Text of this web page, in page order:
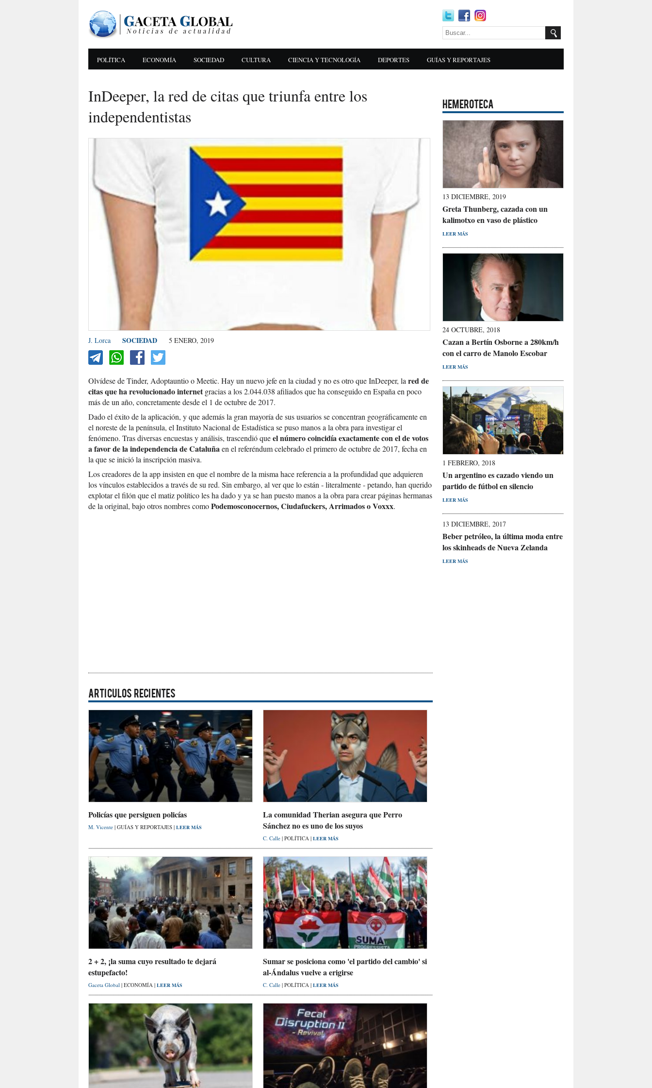
POLÍTICA ECONOMÍA SOCIEDAD CULTURA CIENCIA Y TECNOLOGÍA DEPORTES GUÍAS Y REPORTAJES
InDeeper, la red de citas que triunfa entre los
independentistas
J. Lorca SOCIEDAD 5 ENERO, 2019
Olvídese de Tinder, Adoptauntio o Meetic. Hay un nuevo jefe en la ciudad y no es otro que InDeeper, lared de
citas que ha revolucionado internetgracias a los 2.044.038 afiliados que ha conseguido en España en poco
más de un año, concretamente desde el 1 de octubre de 2017.
Dado el éxito de la aplicación, y que además la gran mayoría de sus usuarios se concentran geográficamente en
el noreste de la península, el Instituto Nacional de Estadísticase puso manos a la obra para investigar el
fenómeno. Tras diversas encuestas y análisis, trascendió queel número coincidía exactamente con el de votos
a favor de la independencia de Cataluñaen el referéndum celebrado el primero de octubre de 2017, fecha en
la que se inició la inscripción masiva.
Los creadores de la app insisten en que el nombre de la misma hace referencia a la profundidad que adquieren
los vínculos establecidos a través de su red. Sin embargo, al ver que lo están - literalmente - petando, han querido
explotar el filón que el matiz político les ha dado y ya se han puesto manos a la obra para crear páginas hermanas
de la original, bajo otros nombres comoPodemosconocernos, Ciudafuckers, Arrimados o Voxxx.
ARTICULOS RECIENTES
Policías que persiguen policías
M. Vicente | GUÍAS Y REPORTAJES | LEER MÁS
La comunidad Therian asegura que Perro
Sánchez no es uno de los suyos
C. Calle | POLÍTICA | LEER MÁS
2 + 2, ¡la suma cuyo resultado te dejará
estupefacto!
Gaceta Global | ECONOMÍA | LEER MÁS
Sumar se posiciona como 'el partido del cambio' si
al-Ándalus vuelve a erigirse
C. Calle | POLÍTICA | LEER MÁS
HEMEROTECA
13 DICIEMBRE, 2019
Greta Thunberg, cazada con un
kalimotxo en vaso de plástico
LEER MÁS
24 OCTUBRE, 2018
Cazan a Bertín Osborne a 280km/h
con el carro de Manolo Escobar
LEER MÁS
1 FEBRERO, 2018
Un argentino es cazado viendo un
partido de fútbol en silencio
LEER MÁS
13 DICIEMBRE, 2017
Beber petróleo, la última moda entre
los skinheads de Nueva Zelanda
LEER MÁS